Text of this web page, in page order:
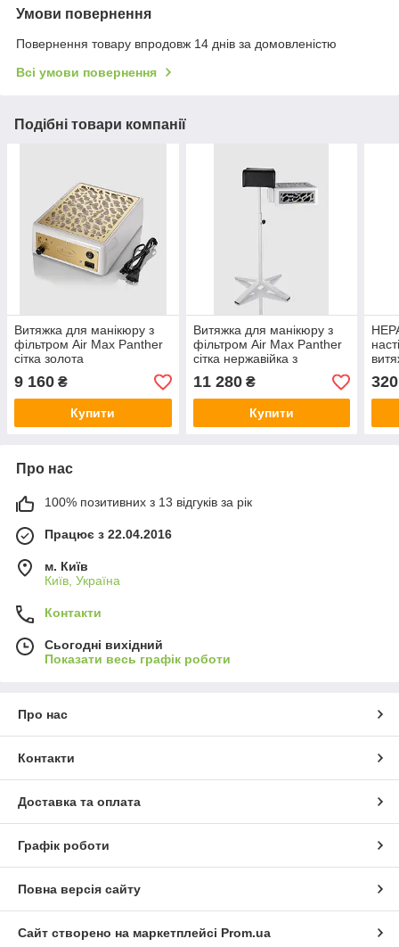
Умови повернення
Повернення товару впродовж 14 днів за домовленістю
Всі умови повернення
Подібні товари компанії
Витяжка для манікюру з
фільтром Air Max Panther
сітка золота
9 160 ₴
Купити
Витяжка для манікюру з
фільтром Air Max Panther
сітка нержавійка з
підставкою
11 280₴
Купити
320
Про нас
100% позитивних з 13 відгуків за рік
Працює з 22.04.2016
м. Київ
Київ, Україна
Контакти
Сьогодні вихідний
Показати весь графік роботи
Про нас
Контакти
Доставка та оплата
Графік роботи
Повна версія сайту
Сайт створено на маркетплейсі Prom.ua